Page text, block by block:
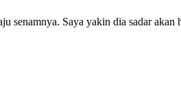
senamnya. Saya yakin dia sadar akan